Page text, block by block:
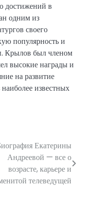
достижений в
одним из
своего
популярность и
Крылов был членом
высокие награды и
на развитие
известных
Екатерины
Андреевой — все о
возрасте, карьере и
телеведущей